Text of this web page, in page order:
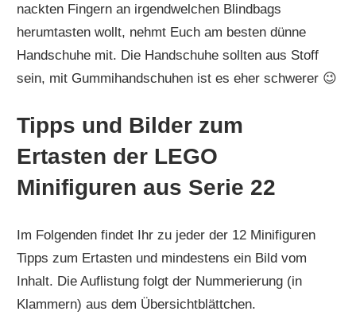
nackten Fingern an irgendwelchen Blindbags
herumtasten wollt, nehmt Euch am besten dünne
Handschuhe mit. Die Handschuhe sollten aus Stoff
sein, mit Gummihandschuhen ist es eher schwerer 😉
Tipps und Bilder zum
Ertasten der LEGO
Minifiguren aus Serie 22
Im Folgenden findet Ihr zu jeder der 12 Minifiguren
Tipps zum Ertasten und mindestens ein Bild vom
Inhalt. Die Auflistung folgt der Nummerierung (in
Klammern) aus dem Übersichtblättchen.